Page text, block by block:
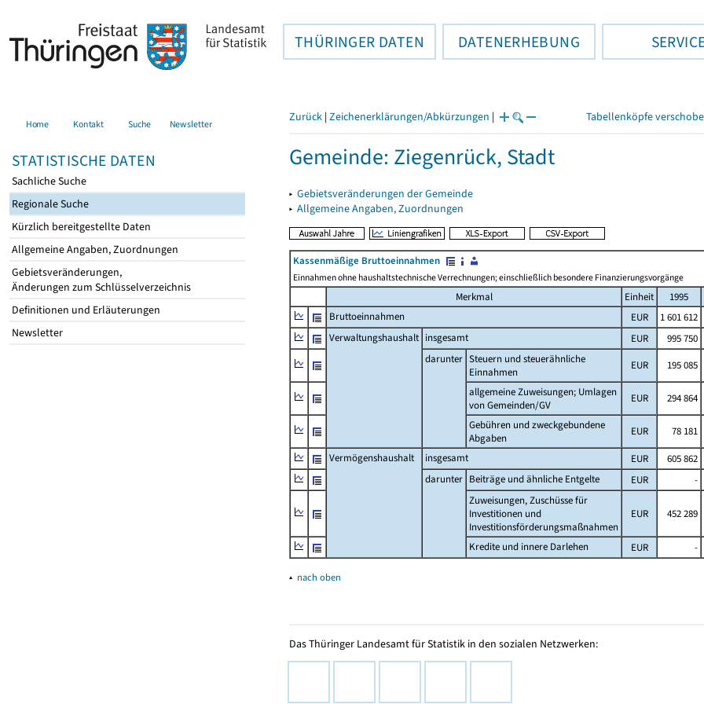
THÜRINGER DATEN DATENERHEBUNG
Home Kontakt Suche Newsletter
STATISTISCHE DATEN
Sachliche Suche
Regionale Suche
Kürzlich bereitgestellte Daten
Allgemeine Angaben, Zuordnungen
Gebietsveränderungen,
Änderungen zum Schlüsselverzeichnis
Definitionen und Erläuterungen
Newsletter
Zurück | Zeichenerklärungen/Abkürzungen | Tabellenköpfe
Gemeinde: Ziegenrück, Stadt
▸ Gebietsveränderungen der Gemeinde
▸ Allgemeine Angaben, Zuordnungen
Kassenmäßige Bruttoeinnahmen
Einnahmen ohne haushaltstechnische Verrechnungen; einschließlich besondere Finanzierungsvorgänge
Merkmal Einheit 1995
Bruttoeinnahmen
EUR 1 601 612
Verwaltungshaushalt insgesamt EUR 995 750
darunter Steuern und steuerähnliche
Einnahmen
EUR 195 085
allgemeine Zuweisungen; Umlagen
von Gemeinden/GV
EUR 294 864
Gebühren und zweckgebundene
Abgaben
EUR 78 181
Vermögenshaushalt
insgesamt EUR 605 862
darunter Beiträge und ähnliche Entgelte EUR -
Zuweisungen, Zuschüsse für
Investitionen und
Investitionsförderungsmaßnahmen
EUR 452 289
Kredite und innere Darlehen EUR -
▴ nach oben
Das Thüringer Landesamt für Statistik in den sozialen Netzwerken: